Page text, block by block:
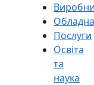
Послуги
Освіта
та
наука